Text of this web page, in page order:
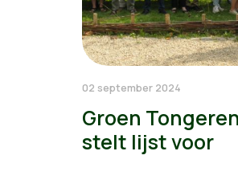
02 september 2024
Groen
stelt lijst voor